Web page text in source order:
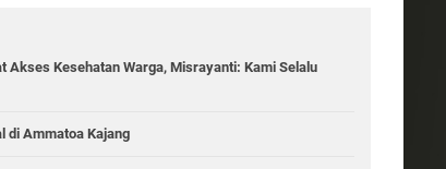
Akses Kesehatan Warga, Misrayanti: Kami Selalu
di Ammatoa Kajang